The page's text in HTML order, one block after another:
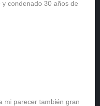
condenado 30 años de
mi parecer también gran